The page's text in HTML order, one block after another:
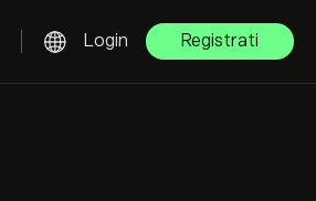
Login Registrati